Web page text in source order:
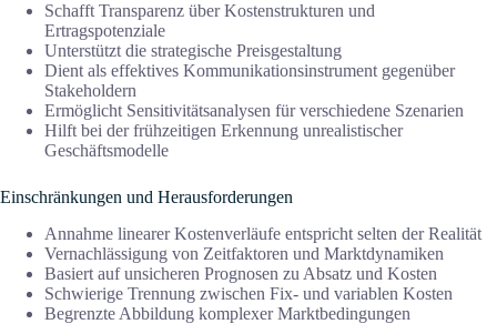
Schafft Transparenz über Kostenstrukturen und
Ertragspotenziale
Unterstützt die strategische Preisgestaltung
Dient als effektives Kommunikationsinstrument gegenüber
Stakeholdern
Ermöglicht Sensitivitätsanalysen für verschiedene Szenarien
Hilft bei der frühzeitigen Erkennung unrealistischer
Geschäftsmodelle
Einschränkungen und Herausforderungen
Annahme linearer Kostenverläufe entspricht selten der Realität
Vernachlässigung von Zeitfaktoren und Marktdynamiken
Basiert auf unsicheren Prognosen zu Absatz und Kosten
Schwierige Trennung zwischen Fix- und variablen Kosten
Begrenzte Abbildung komplexer Marktbedingungen